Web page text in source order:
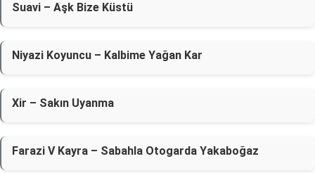
Suavi – Aşk Bize Küstü
Niyazi Koyuncu – Kalbime Yağan Kar
Xir – Sakın Uyanma
Farazi V Kayra – Sabahla Otogarda Yakaboğaz